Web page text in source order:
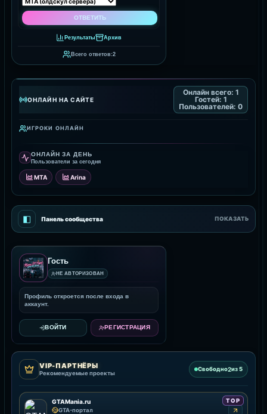
Результаты Архив
Всего ответов:2
ОНЛАЙН НА САЙТЕ
Онлайн всего: 1
Гостей: 1
Пользователей: 0
ИГРОКИ ОНЛАЙН
ОНЛАЙН ЗА ДЕНЬ
Пользователи за сегодня
MTA Arina
◧ Панель сообщества ПОКАЗАТЬ
Гость
НЕ АВТОРИЗОВАН
Профиль откроется после входа в
аккаунт.
ВОЙТИ РЕГИСТРАЦИЯ
VIP-ПАРТНЁРЫ
Рекомендуемые проекты
Свободно2из 5
TOP
GTAMania.ru
GTA-портал